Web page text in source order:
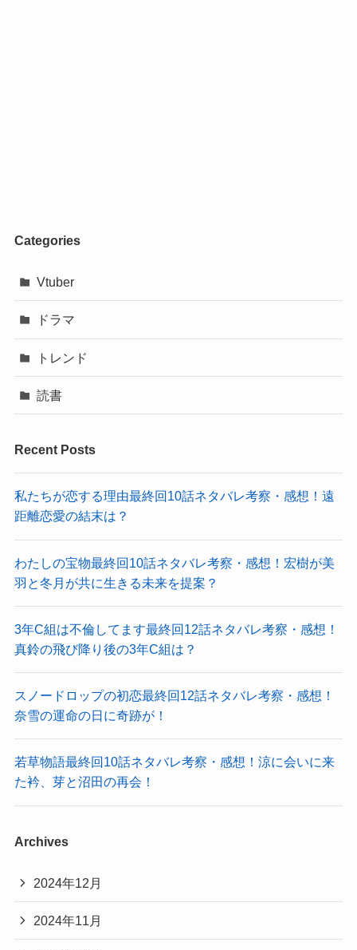
Categories
Vtuber
ドラマ
トレンド
読書
Recent Posts
私たちが恋する理由最終回10話ネタバレ考察・感想！遠
距離恋愛の結末は？
わたしの宝物最終回10話ネタバレ考察・感想！宏樹が美
羽と冬月が共に生きる未来を提案？
3年C組は不倫してます最終回12話ネタバレ考察・感想！
真鈴の飛び降り後の3年C組は？
スノードロップの初恋最終回12話ネタバレ考察・感想！
奈雪の運命の日に奇跡が！
若草物語最終回10話ネタバレ考察・感想！涼に会いに来
た衿、芽と沼田の再会！
Archives
2024年12月
2024年11月